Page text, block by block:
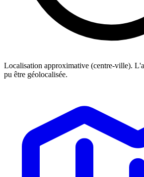
Localisation approximative (centre-ville).
pu être géolocalisée.